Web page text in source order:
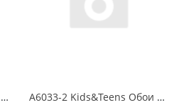
A6042-2 Kids&Teens Обои виниловые на бумажной основе Обои виниловые на бумажной основе 1.06*15.6 A6033-2 Kids&Teens Обои виниловые на бумажной основе Обои виниловые на бумажной основе 1.06*15.6